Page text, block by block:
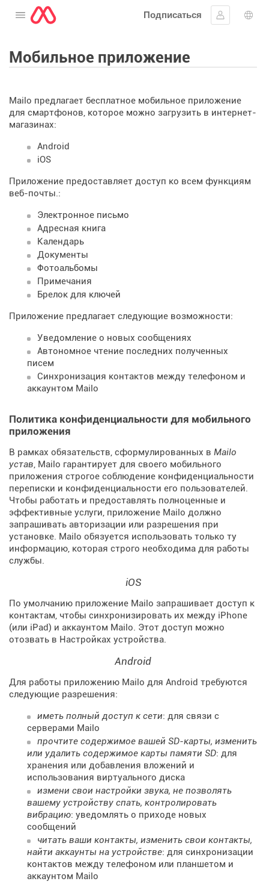
Открыть меню
Подписаться
Войти в
Мобильное приложение
Mailo предлагает бесплатное мобильное приложение
для смартфонов, которое можно загрузить в интернет-
магазинах:
Android
iOS
Приложение предоставляет доступ ко всем функциям
веб-почты.:
Электронное письмо
Адресная книга
Календарь
Документы
Фотоальбомы
Примечания
Брелок для ключей
Приложение предлагает следующие возможности:
Уведомление о новых сообщениях
Автономное чтение последних полученных
писем
Синхронизация контактов между телефоном и
аккаунтом Mailo
Политика конфиденциальности для мобильного
приложения
В рамках обязательств, сформулированных в Mailo
устав, Mailo гарантирует для своего мобильного
приложения строгое соблюдение конфиденциальности
переписки и конфиденциальности его пользователей.
Чтобы работать и предоставлять полноценные и
эффективные услуги, приложение Mailo должно
запрашивать авторизации или разрешения при
установке. Mailo обязуется использовать только ту
информацию, которая строго необходима для работы
службы.
iOS
По умолчанию приложение Mailo запрашивает доступ к
контактам, чтобы синхронизировать их между iPhone
(или iPad) и аккаунтом Mailo. Этот доступ можно
отозвать в Настройках устройства.
Android
Для работы приложению Mailo для Android требуются
следующие разрешения:
иметь полный доступ к сети: для связи с
серверами Mailo
прочтите содержимое вашей SD-карты, изменить
или удалить содержимое карты памяти SD: для
хранения или добавления вложений и
использования виртуального диска
измени свои настройки звука, не позволять
вашему устройству спать, контролировать
вибрацию: уведомлять о приходе новых
сообщений
читать ваши контакты, изменить свои контакты,
найти аккаунты на устройстве: для синхронизации
контактов между телефоном или планшетом и
аккаунтом Mailo